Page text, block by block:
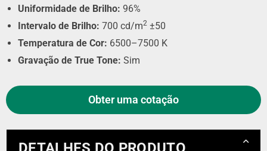
Uniformidade de Brilho: 96%
Intervalo de Brilho: 700 cd/m2 ±50
Temperatura de Cor: 6500–7500 K
Gravação de True Tone: Sim
Obter uma cotação